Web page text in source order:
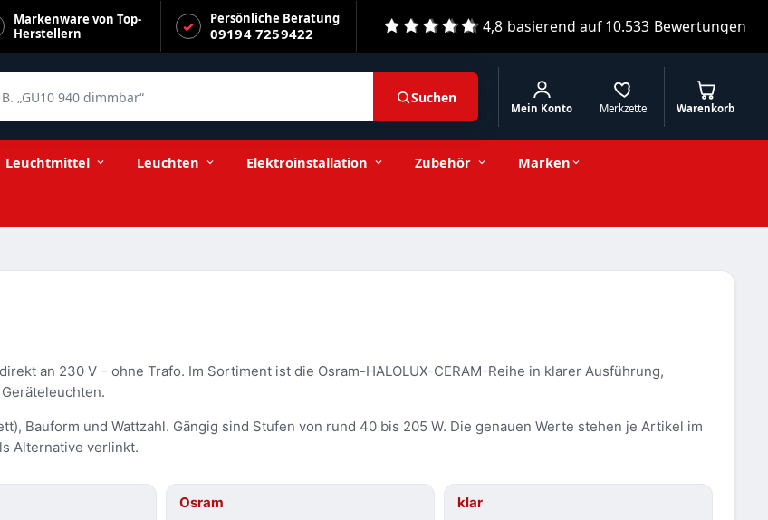
Markenware von Top-
Herstellern
Persönliche Beratung
09194 7259422 4,8 basierend auf10.533 Bewertungen
Suchen
Merkzettel
Mein Konto Warenkorb
Leuchtmittel Leuchten Elektroinstallation Zubehör Marken
an 230 V – ohne Trafo. Im Sortiment ist die Osram-HALOLUX-CERAM-Reihe in klarer Ausführung,
Bauform und Wattzahl. Gängig sind Stufen von rund 40 bis 205 W. Die genauen Werte stehen je Artikel im
Alternative verlinkt.
Osram klar